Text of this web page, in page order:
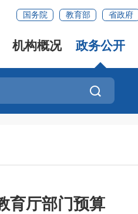
国务院 教育部 省政府
机构概况 政务公开
育厅部门预算